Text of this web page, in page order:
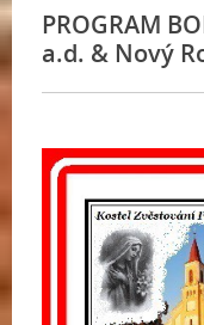
PROGRAM
a.d. & Nový